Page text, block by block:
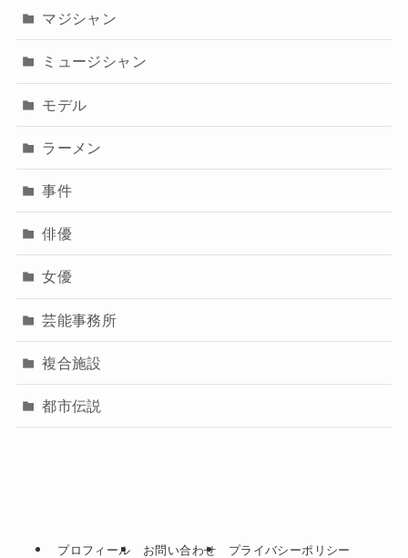
マジシャン
ミュージシャン
モデル
ラーメン
事件
俳優
女優
芸能事務所
複合施設
都市伝説
プロフィール お問い合わせ プライバシーポリシー